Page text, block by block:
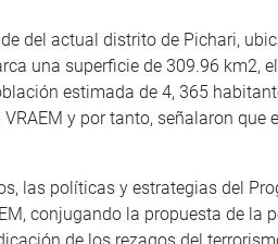
del actual distrito de Pichari,
una superficie de 309.96 km2,
estimada de 4, 365
y por tanto, señalaron que
las políticas y estrategias del
conjugando la propuesta de la